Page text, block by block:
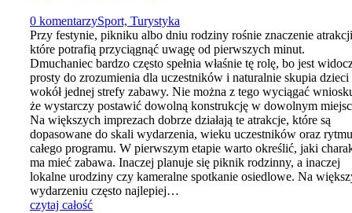
0 komentarzySport, Turystyka
Przy festynie, pikniku albo dniu rodziny rośnie znaczenie
które potrafią przyciągnąć uwagę od pierwszych minut.
Dmuchaniec bardzo często spełnia właśnie tę rolę, bo jest
prosty do zrozumienia dla uczestników i naturalnie skupia dzieci
wokół jednej strefy zabawy. Nie można z tego wyciągać
że wystarczy postawić dowolną konstrukcję w dowolnym
Na większych imprezach dobrze działają te atrakcje, które są
dopasowane do skali wydarzenia, wieku uczestników oraz rytmu
całego programu. W pierwszym etapie warto określić, jaki
ma mieć zabawa. Inaczej planuje się piknik rodzinny, a inaczej
lokalne urodziny czy kameralne spotkanie osiedlowe. Na
wydarzeniu często najlepiej…
czytaj całość